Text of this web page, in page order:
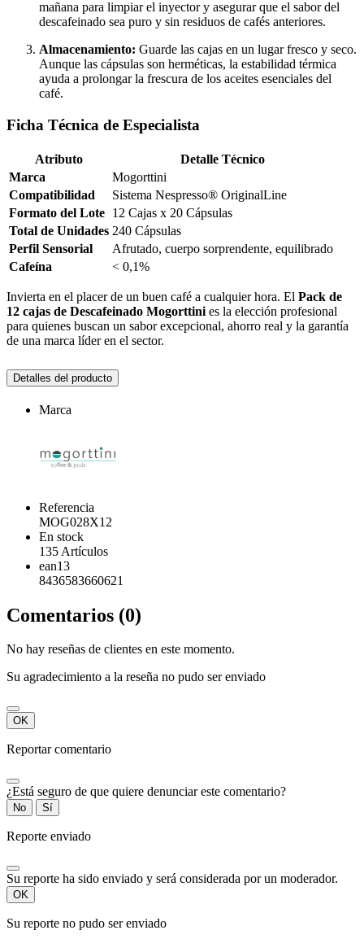
mañana para limpiar el inyector y asegurar que el sabor del
descafeinado sea puro y sin residuos de cafés anteriores.
Almacenamiento: Guarde las cajas en un lugar fresco y seco.
Aunque las cápsulas son herméticas, la estabilidad térmica
ayuda a prolongar la frescura de los aceites esenciales del
café.
Ficha Técnica de Especialista
Atributo
Detalle Técnico
Marca
Mogorttini
Compatibilidad
Sistema Nespresso® OriginalLine
Formato del Lote 12 Cajas x 20 Cápsulas
Total de Unidades 240 Cápsulas
Perfil Sensorial
Afrutado, cuerpo sorprendente, equilibrado
Cafeína
< 0,1%
Invierta en el placer de un buen café a cualquier hora. El Pack de
12 cajas de Descafeinado Mogorttini es la elección profesional
para quienes buscan un sabor excepcional, ahorro real y la garantía
de una marca líder en el sector.
Detalles del producto
Marca
Referencia
MOG028X12
En stock
135 Artículos
ean13
8436583660621
Comentarios (0)
No hay reseñas de clientes en este momento.
Su agradecimiento a la reseña no pudo ser enviado
OK
Reportar comentario
¿Está seguro de que quiere denunciar este comentario?
No Sí
Reporte enviado
Su reporte ha sido enviado y será considerada por un moderador.
OK
Su reporte no pudo ser enviado